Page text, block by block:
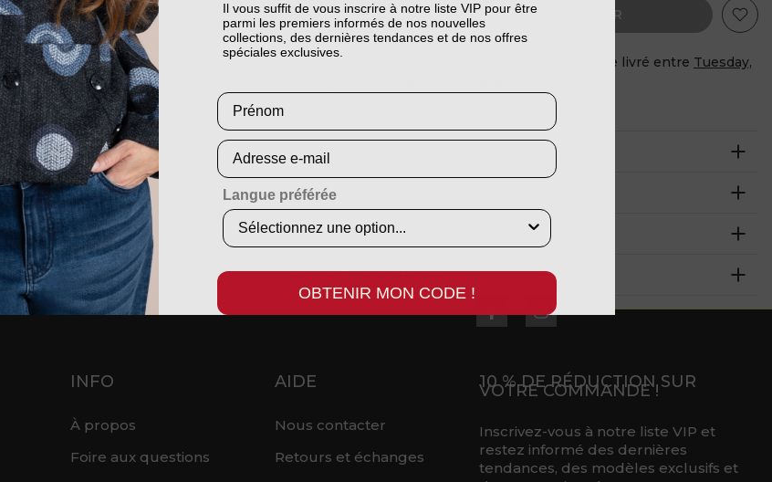
Cliquez pour agrandir
AJOUTER AU PANIER
Commandez dans les pour être livré entre Tuesday,
À PROPOS
COMPOSITION DU TISSU
TROUVEZ VOTRE TAILLE
LIVRAISON ET RETOURS
INFO
À propos
Foire aux questions
AIDE
Nous contacter
Retours et échanges
10 % DE RÉDUCTION SUR
VOTRE COMMANDE !
Inscrivez-vous à notre liste VIP et
restez informé des dernières
tendances, des modèles exclusifs et
Il vous suffit de vous inscrire à notre liste VIP pour être
parmi les premiers informés de nos nouvelles
collections, des dernières tendances et de nos offres
spéciales exclusives.
Prénom
Courriel
Langue préférée
OBTENIR MON CODE !